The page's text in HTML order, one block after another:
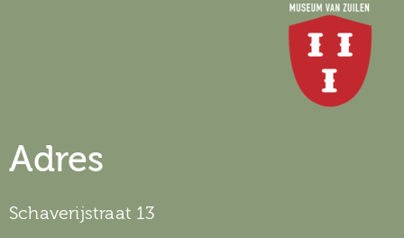
Adres
Schaverijstraat 13